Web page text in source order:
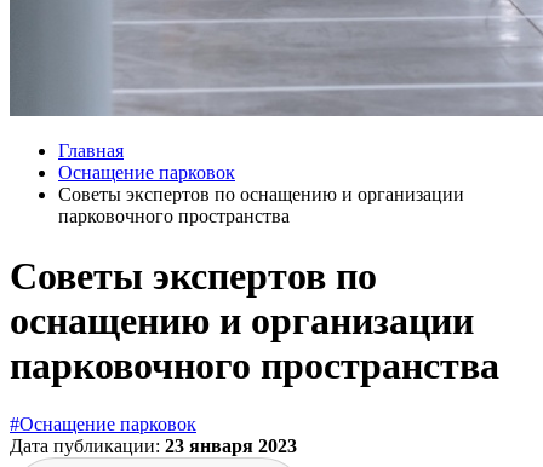
Главная
Оснащение парковок
Советы экспертов по оснащению и организации
парковочного пространства
Советы экспертов по
оснащению и организации
парковочного пространства
#Оснащение парковок
Дата публикации: 23 января 2023